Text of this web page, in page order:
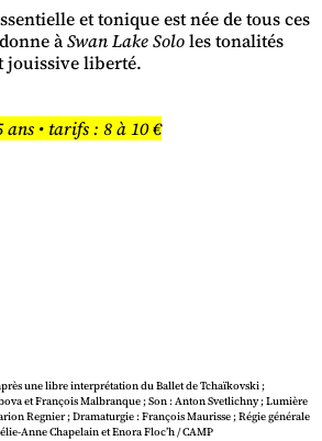
et tonique est née de tous ces
àSwan Lake Sololes tonalités
jouissive liberté.
• tarifs : 8 à 10 €
une libre interprétation du Ballet de Tchaïkovski ;
et François Malbranque ; Son : Anton Svetlichny ; Lumière
Regnier ; Dramaturgie : François Maurisse ; Régie générale
Anne Chapelain et Enora Floc’h / CAMP